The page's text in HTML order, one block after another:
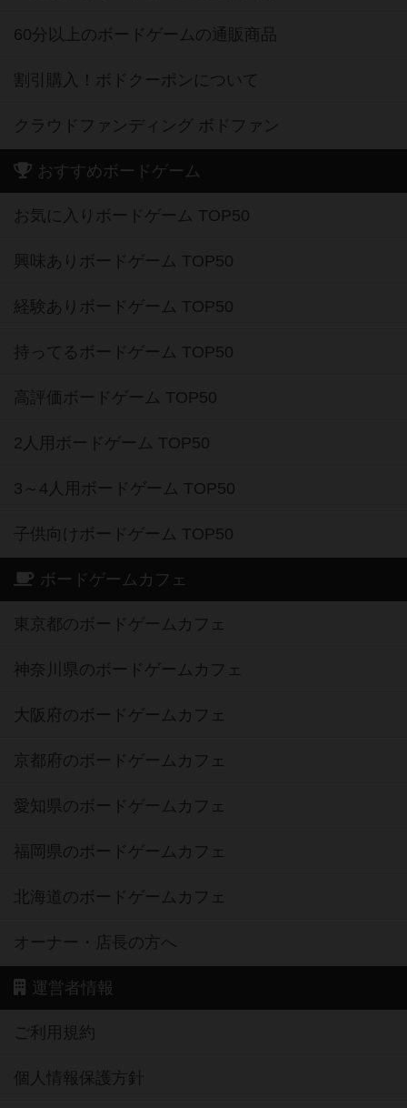
60分以上のボードゲームの通販商品
割引購入！ボドクーポンについて
クラウドファンディング ボドファン
おすすめボードゲーム
お気に入りボードゲーム TOP50
興味ありボードゲーム TOP50
経験ありボードゲーム TOP50
持ってるボードゲーム TOP50
高評価ボードゲーム TOP50
2人用ボードゲーム TOP50
3～4人用ボードゲーム TOP50
子供向けボードゲーム TOP50
ボードゲームカフェ
東京都のボードゲームカフェ
神奈川県のボードゲームカフェ
大阪府のボードゲームカフェ
京都府のボードゲームカフェ
愛知県のボードゲームカフェ
福岡県のボードゲームカフェ
北海道のボードゲームカフェ
オーナー・店長の方へ
運営者情報
ご利用規約
個人情報保護方針